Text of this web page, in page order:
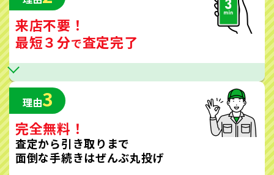
来店不要！
最短３分で査定完了
理由3
完全無料！
査定から引き取りまで
面倒な手続きはぜんぶ丸投げ